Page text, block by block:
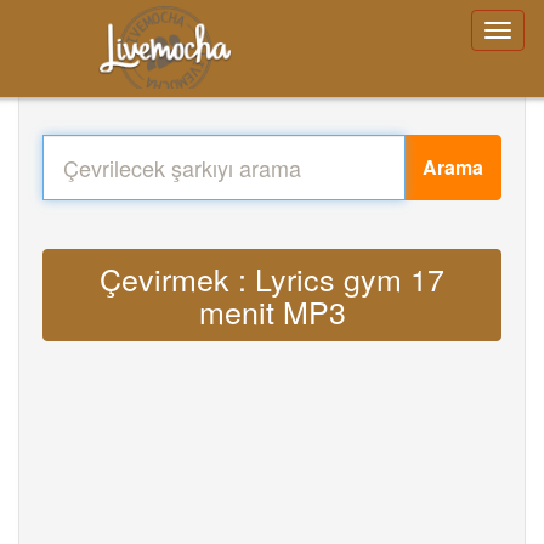
Arama
Çevirmek : Lyrics gym 17
menit MP3